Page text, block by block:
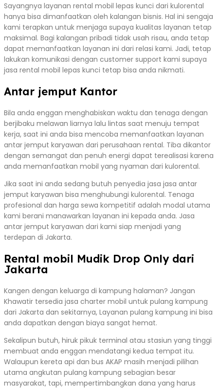
Sayangnya layanan rental mobil lepas kunci dari kulorental
hanya bisa dimanfaatkan oleh kalangan bisnis. Hal ini sengaja
kami terapkan untuk menjaga supaya kualitas layanan tetap
maksimal. Bagi kalangan pribadi tidak usah risau, anda tetap
dapat memanfaatkan layanan ini dari relasi kami. Jadi, tetap
lakukan komunikasi dengan customer support kami supaya
jasa rental mobil lepas kunci tetap bisa anda nikmati.
Antar jemput Kantor
Bila anda enggan menghabiskan waktu dan tenaga dengan
berjibaku melawan liarnya lalu lintas saat menuju tempat
kerja, saat ini anda bisa mencoba memanfaatkan layanan
antar jemput karyawan dari perusahaan rental. Tiba dikantor
dengan semangat dan penuh energi dapat terealisasi karena
anda memanfaatkan mobil yang nyaman dari kulorental.
Jika saat ini anda sedang butuh penyedia jasa jasa antar
jemput karyawan bisa menghubungi kulorental. Tenaga
profesional dan harga sewa kompetitif adalah modal utama
kami berani manawarkan layanan ini kepada anda. Jasa
antar jemput karyawan dari kami siap menjadi yang
terdepan di Jakarta.
Rental mobil Mudik Drop Only dari
Jakarta
Kangen dengan keluarga di kampung halaman? Jangan
Khawatir tersedia jasa charter mobil untuk pulang kampung
dari Jakarta dan sekitarnya, Layanan pulang kampung ini bisa
anda dapatkan dengan biaya sangat hemat.
Sekalipun butuh, hiruk pikuk terminal atau stasiun yang tinggi
membuat anda enggan mendatangi kedua tempat itu.
Walaupun kereta api dan bus AKAP masih menjadi pilihan
utama angkutan pulang kampung sebagian besar
masyarakat, tapi, mempertimbangkan dana yang harus